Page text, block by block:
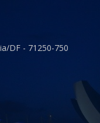
DF - 71250-750